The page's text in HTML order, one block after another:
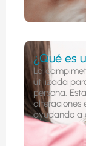
¿Qué es
La
utilizada
persona.
alteraciones
ayudando a